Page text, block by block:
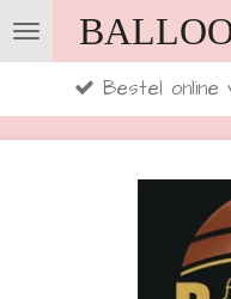
Ga
direct
Bestel online